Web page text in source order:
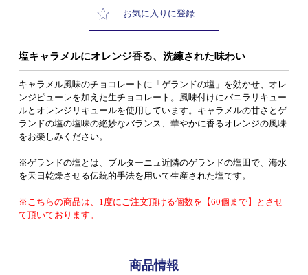
お気に入りに登録
塩キャラメルにオレンジ香る、洗練された味わい
キャラメル風味のチョコレートに「ゲランドの塩」を効かせ、オレ
ンジピューレを加えた生チョコレート。風味付けにバニラリキュー
ルとオレンジリキュールを使用しています。キャラメルの甘さとゲ
ランドの塩の塩味の絶妙なバランス、華やかに香るオレンジの風味
をお楽しみください。
※ゲランドの塩とは、ブルターニュ近隣のゲランドの塩田で、海水
を天日乾燥させる伝統的手法を用いて生産された塩です。
※こちらの商品は、1度にご注文頂ける個数を【60個まで】とさせ
て頂いております。
商品情報